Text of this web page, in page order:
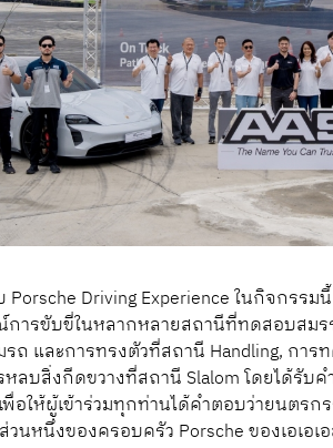
Driving Experience ในกิจกรรม
ารขับขี่ในหลากหลายสถานีที่ทดสอบสมร
ถ และการทรงตัวที่สถานี Handling, กา
ลบสิ่งกีดขวางที่สถานี Slalom โดยได้รับ
พื่อให้ผู้เข้าร่วมทุกท่านได้คำตอบว่ายนตร
นหนึ่งของครอบครัว Porsche ของเอเอเอ